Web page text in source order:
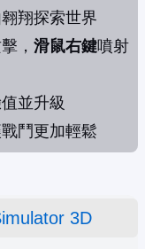
翔探索世界
， 滑鼠右鍵噴射
並升級
鬥更加輕鬆
3D